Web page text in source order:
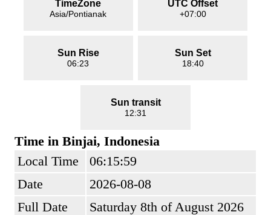
TimeZone
Asia/Pontianak
UTC Offset
+07:00
Sun Rise
06:23
Sun Set
18:40
Sun transit
12:31
Time in Binjai, Indonesia
Local Time
06:15:59
Date
2026-08-08
Full Date
Saturday 8th of August 2026